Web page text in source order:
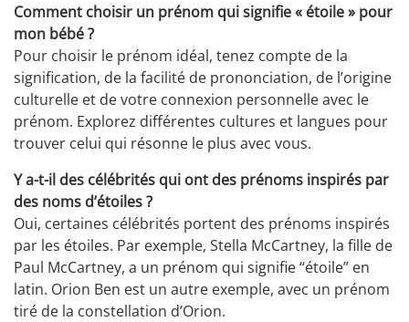
Comment choisir un prénom qui signifie « étoile » pour
mon bébé ?
Pour choisir le prénom idéal, tenez compte de la
signification, de la facilité de prononciation, de l’origine
culturelle et de votre connexion personnelle avec le
prénom. Explorez différentes cultures et langues pour
trouver celui qui résonne le plus avec vous.
Y a-t-il des célébrités qui ont des prénoms inspirés par
des noms d’étoiles ?
Oui, certaines célébrités portent des prénoms inspirés
par les étoiles. Par exemple, Stella McCartney, la fille de
Paul McCartney, a un prénom qui signifie “étoile” en
latin. Orion Ben est un autre exemple, avec un prénom
tiré de la constellation d’Orion.